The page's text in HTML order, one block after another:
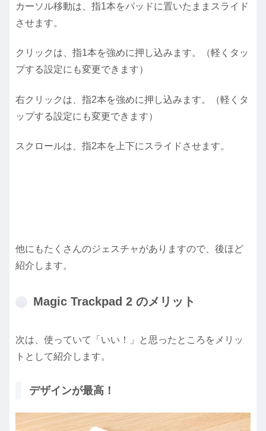
カーソル移動は、指1本をパッドに置いたままスライド
させます。
クリックは、指1本を強めに押し込みます。（軽くタッ
プする設定にも変更できます）
右クリックは、指2本を強めに押し込みます。（軽くタ
ップする設定にも変更できます）
スクロールは、指2本を上下にスライドさせます。
他にもたくさんのジェスチャがありますので、後ほど
紹介します。
Magic Trackpad 2 のメリット
次は、使っていて「いい！」と思ったところをメリッ
トとして紹介します。
デザインが最高！